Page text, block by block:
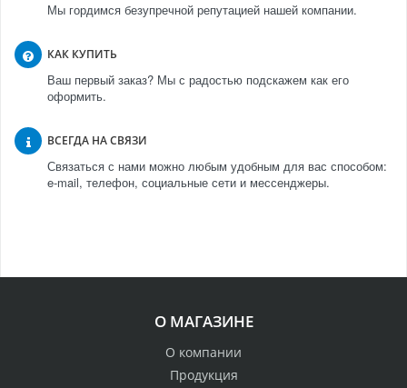
Мы гордимся безупречной репутацией нашей компании.
КАК КУПИТЬ
Ваш первый заказ? Мы с радостью подскажем как его
оформить.
ВСЕГДА НА СВЯЗИ
Связаться с нами можно любым удобным для вас способом:
e-mail, телефон, социальные сети и мессенджеры.
О МАГАЗИНЕ
О компании
Продукция